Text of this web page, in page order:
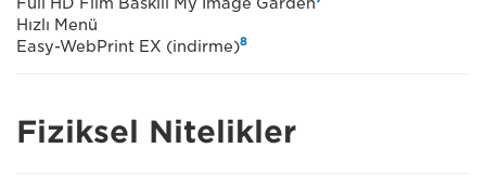
Hızlı Menü
Easy-WebPrint EX (indirme)8
Fiziksel Nitelikler